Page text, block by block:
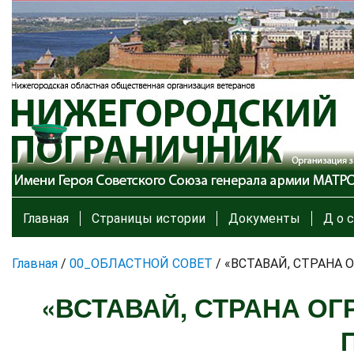
Главная Страницы истории Документы Д о с
Главная / 00_ОБЛАСТНОЙ СОВЕТ / «ВСТАВАЙ, СТРАНА
«ВСТАВАЙ, СТРАНА